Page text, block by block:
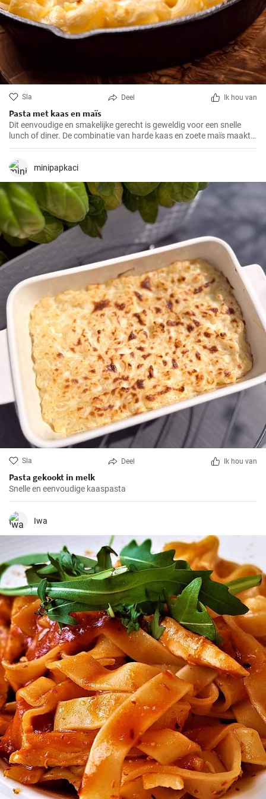
Sla Deel Ik hou van
Pasta met kaas en maïs
Dit eenvoudige en smakelijke gerecht is geweldig voor een snelle
lunch of diner. De combinatie van harde kaas en zoete maïs maakt
dit gerecht een ware gastronomische ervaring.
minipapkaci
Sla Deel Ik hou van
Pasta gekookt in melk
Snelle en eenvoudige kaaspasta
Iwa